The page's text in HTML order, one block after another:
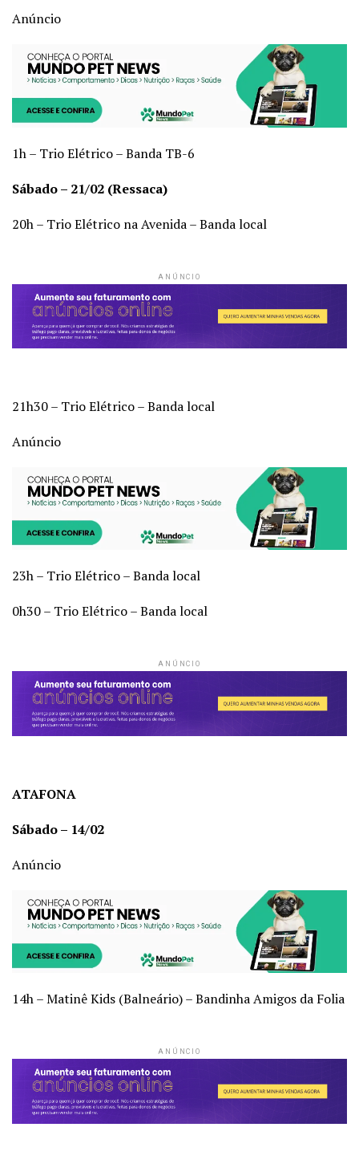
Anúncio
1h – Trio Elétrico – Banda TB-6
Sábado – 21/02 (Ressaca)
20h – Trio Elétrico na Avenida – Banda local
ANÚNCIO
21h30 – Trio Elétrico – Banda local
Anúncio
23h – Trio Elétrico – Banda local
0h30 – Trio Elétrico – Banda local
ANÚNCIO
ATAFONA
Sábado – 14/02
Anúncio
14h – Matinê Kids (Balneário) – Bandinha Amigos da Folia
ANÚNCIO